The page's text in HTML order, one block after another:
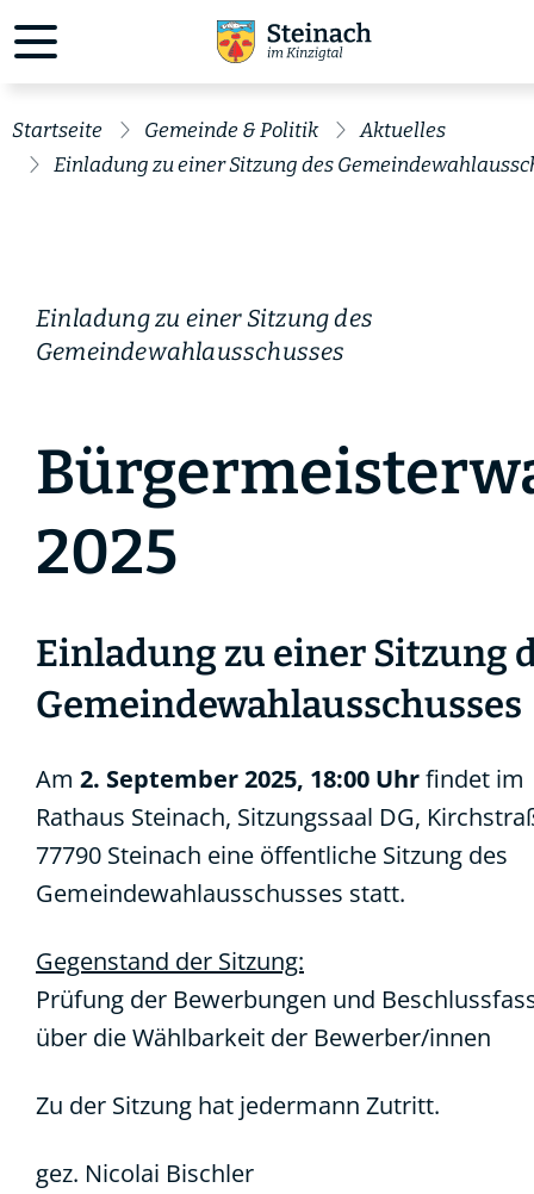
Startseite Gemeinde & Politik
Aktuelles
Einladung zu einer Sitzung des
Einladung zu einer Sitzung des
Gemeindewahlausschusses
2025
Einladung zu einer Sitzung
Gemeindewahlausschusses
Am 2. September 2025, 18:00 Uhrfindet im
Rathaus Steinach, Sitzungssaal DG,
77790 Steinach eine öffentliche Sitzung des
Gemeindewahlausschusses statt.
Gegenstand der Sitzung:
Prüfung der Bewerbungen und
über die Wählbarkeit der Bewerber/innen
Zu der Sitzung hat jedermann Zutritt.
gez. Nicolai Bischler